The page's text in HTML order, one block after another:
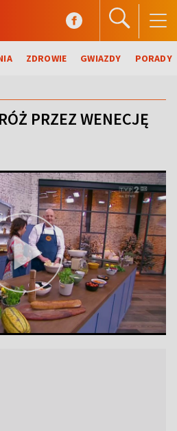
ZDROWIE GWIAZDY PORADY
PRZEZ WENECJĘ